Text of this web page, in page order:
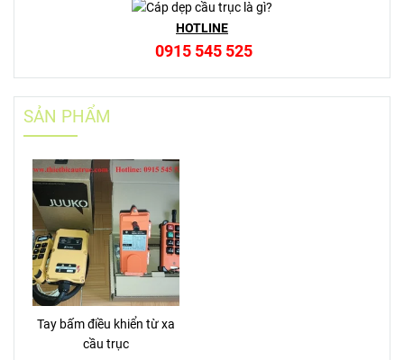
HOTLINE
0915 545 525
SẢN PHẨM
Tay bấm điều khiển từ xa
cầu trục